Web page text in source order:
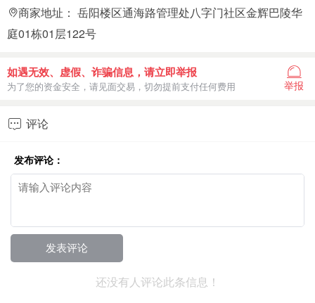
商家地址： 岳阳楼区通海路管理处八字门社区金辉巴陵华
庭01栋01层122号
如遇无效、虚假、诈骗信息，请立即举报
为了您的资金安全，请见面交易，切勿提前支付任何费用 举报
 评论
发布评论：
还没有人评论此条信息！